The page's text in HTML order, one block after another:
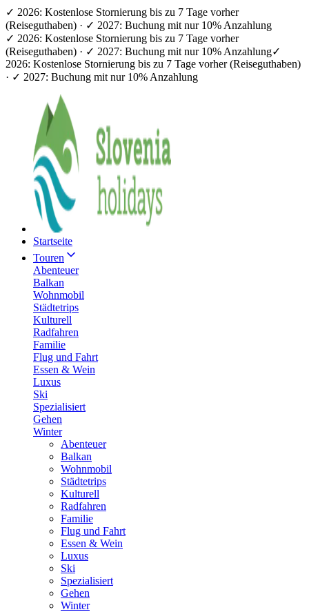
✓ 2026: Kostenlose Stornierung bis zu 7 Tage vorher
(Reiseguthaben) · ✓ 2027: Buchung mit nur 10% Anzahlung
✓ 2026: Kostenlose Stornierung bis zu 7 Tage vorher
(Reiseguthaben) · ✓ 2027: Buchung mit nur 10% Anzahlung✓
2026: Kostenlose Stornierung bis zu 7 Tage vorher (Reiseguthaben)
· ✓ 2027: Buchung mit nur 10% Anzahlung
Startseite
Touren
Abenteuer
Balkan
Wohnmobil
Städtetrips
Kulturell
Radfahren
Familie
Flug und Fahrt
Essen & Wein
Luxus
Ski
Spezialisiert
Gehen
Winter
Abenteuer
Balkan
Wohnmobil
Städtetrips
Kulturell
Radfahren
Familie
Flug und Fahrt
Essen & Wein
Luxus
Ski
Spezialisiert
Gehen
Winter